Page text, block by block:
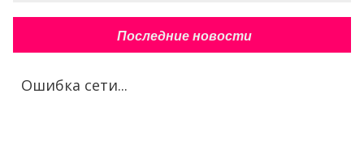
Последние новости
Ошибка сети...